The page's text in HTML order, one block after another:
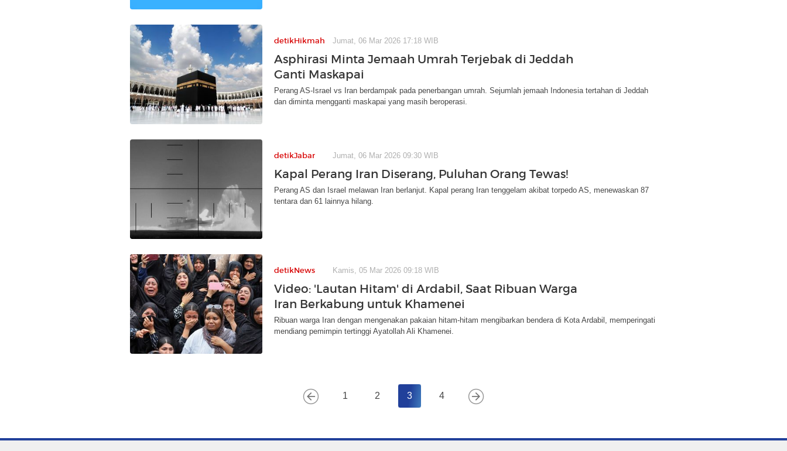
detikHikmah Jumat, 06 Mar 2026 17:18 WIB
Asphirasi Minta Jemaah Umrah Terjebak di Jeddah
Ganti Maskapai
Perang AS-Israel vs Iran berdampak pada penerbangan umrah. Sejumlah jemaah Indonesia tertahan di Jeddah
dan diminta mengganti maskapai yang masih beroperasi.
detikJabar Jumat, 06 Mar 2026 09:30 WIB
Kapal Perang Iran Diserang, Puluhan Orang Tewas!
Perang AS dan Israel melawan Iran berlanjut. Kapal perang Iran tenggelam akibat torpedo AS, menewaskan 87
tentara dan 61 lainnya hilang.
detikNews Kamis, 05 Mar 2026 09:18 WIB
Video: 'Lautan Hitam' di Ardabil, Saat Ribuan Warga
Iran Berkabung untuk Khamenei
Ribuan warga Iran dengan mengenakan pakaian hitam-hitam mengibarkan bendera di Kota Ardabil, memperingati
mendiang pemimpin tertinggi Ayatollah Ali Khamenei.
1 2 3 4